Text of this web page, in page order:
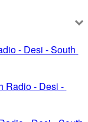
- Desi - South
Radio - Desi -